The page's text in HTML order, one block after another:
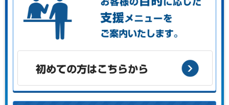
お客様の目的に応じた支援メニューをご案内します。
初めての方はこちらから